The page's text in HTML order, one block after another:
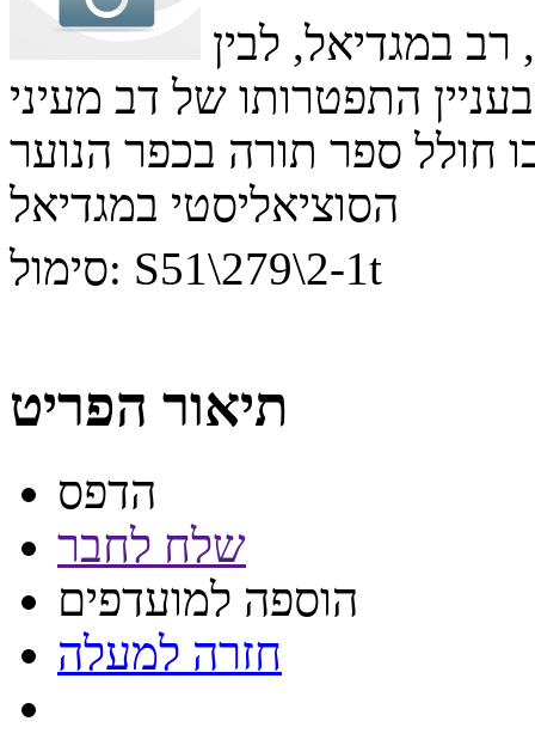
במגדיאל, לבין
התפטרותו של דב מעיני
חולל ספר תורה בכפר הנוער
הסוציאליסטי במגדיאל
סימול: S51\279\2-1t
תיאור הפריט
הדפס
שלח לחבר
הוספה למועדפים
חזרה למעלה